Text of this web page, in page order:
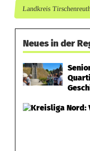
l
Landkreis
Neues in der